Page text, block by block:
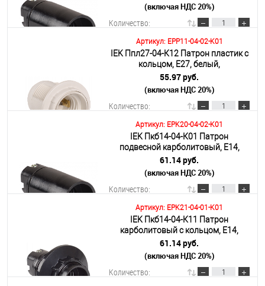
Подробнее(включая НДС 20%)
Количество:
В корзину
Подробнее
Артикул: EPP11-04-02-K01
IEK Ппл27-04-К12 Патрон пластик с
кольцом, Е27, белый,
индивидуальный пакет,
55.97 руб.
(включая НДС 20%)
Количество:
В корзину
Подробнее
Артикул: EPK20-04-02-K01
IEK Пкб14-04-К01 Патрон
подвесной карболитовый, Е14,
черный
61.14 руб.
(включая НДС 20%)
Количество:
В корзину
Подробнее
Артикул: EPK21-04-01-K01
IEK Пкб14-04-К11 Патрон
карболитовый с кольцом, Е14,
черный (50 шт)
61.14 руб.
(включая НДС 20%)
Количество: